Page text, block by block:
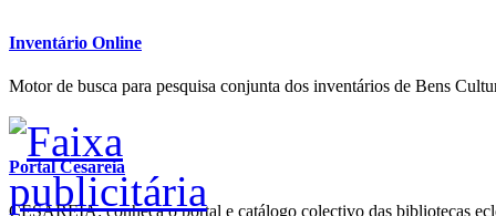
Inventário Online
Motor de busca para pesquisa conjunta dos inventários de Bens
Portal Cesareia
CESAREIA: conheça o portal e catálogo colectivo das bibliotecas